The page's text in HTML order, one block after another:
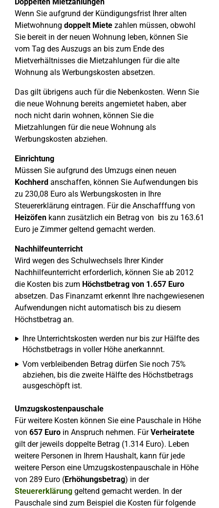
Wenn Sie aufgrund der Kündigungsfrist Ihrer alten
Mietwohnung doppelt Miete zahlen müssen, obwohl
Sie bereit in der neuen Wohnung leben, können Sie
vom Tag des Auszugs an bis zum Ende des
Mietverhältnisses die Mietzahlungen für die alte
Wohnung als Werbungskosten absetzen.
Das gilt übrigens auch für die Nebenkosten. Wenn Sie
die neue Wohnung bereits angemietet haben, aber
noch nicht darin wohnen, können Sie die
Mietzahlungen für die neue Wohnung als
Werbungskosten abziehen.
Einrichtung
Müssen Sie aufgrund des Umzugs einen neuen
Kochherd anschaffen, können Sie Aufwendungen bis
zu 230,08 Euro als Werbungskosten in Ihre
Steuererklärung eintragen. Für die Anschafffung von
Heizöfen kann zusätzlich ein Betrag von bis zu 163.61
Euro je Zimmer geltend gemacht werden.
Nachhilfeunterricht
Wird wegen des Schulwechsels Ihrer Kinder
Nachhilfeunterricht erforderlich, können Sie ab 2012
die Kosten bis zum Höchstbetrag von 1.657 Euro
absetzen. Das Finanzamt erkennt Ihre nachgewiesenen
Aufwendungen nicht automatisch bis zu diesem
Höchstbetrag an.
Ihre Unterrichtskosten werden nur bis zur Hälfte des
Höchstbetrags in voller Höhe anerkannnt.
Vom verbleibenden Betrag dürfen Sie noch 75%
abziehen, bis die zweite Hälfte des Höchstbetrags
ausgeschöpft ist.
Umzugskostenpauschale
Für weitere Kosten können Sie eine Pauschale in Höhe
von 657 Euro in Anspruch nehmen. FürVerheiratete
gilt der jeweils doppelte Betrag (1.314 Euro). Leben
weitere Personen in Ihrem Haushalt, kann für jede
weitere Person eine Umzugskostenpauschale in Höhe
von 289 Euro (Erhöhungsbetrag) in der
Steuererklärung geltend gemacht werden. In der
Pauschale sind zum Beispiel die Kosten für folgende